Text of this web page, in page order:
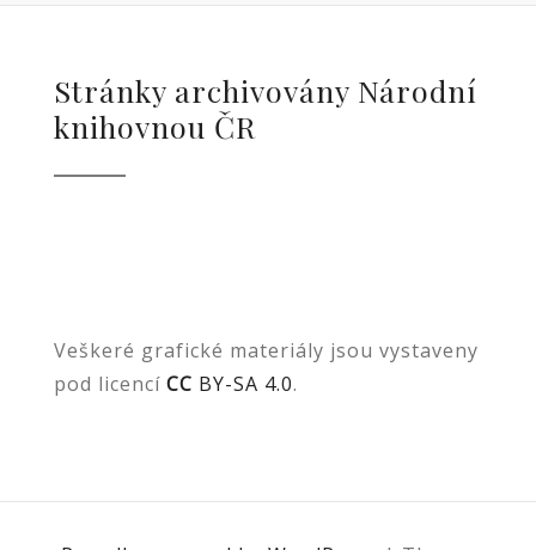
Stránky archivovány Národní
knihovnou ČR
Veškeré grafické materiály jsou vystaveny
pod licencí CC BY-SA 4.0.